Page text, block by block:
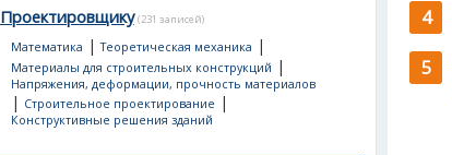
Проектировщику (231 записей)
Математика |Теоретическая механика |
Материалы для строительных конструкций |
Напряжения, деформации, прочность материалов
| Строительное проектирование |
Конструктивные решения зданий
4
5